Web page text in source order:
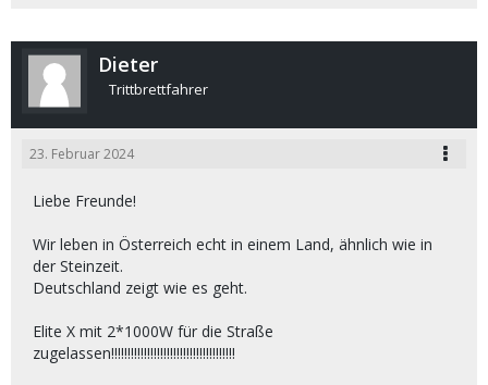
Dieter
Trittbrettfahrer
23. Februar 2024
Liebe Freunde!
Wir leben in Österreich echt in einem Land, ähnlich wie in
der Steinzeit.
Deutschland zeigt wie es geht.
Elite X mit 2*1000W für die Straße
zugelassen!!!!!!!!!!!!!!!!!!!!!!!!!!!!!!!!!!!!!!